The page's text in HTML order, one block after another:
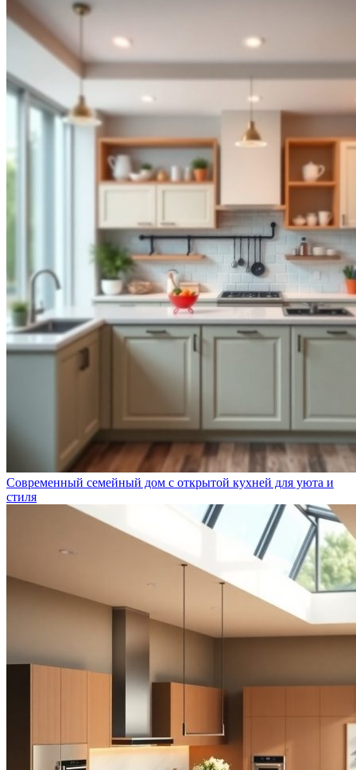
Современный семейный дом с открытой кухней для уюта и
стиля